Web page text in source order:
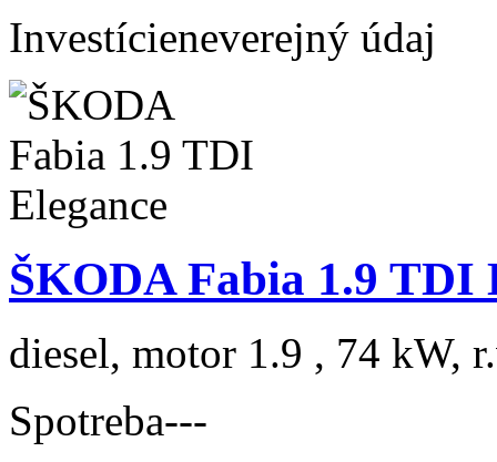
Investícieneverejný údaj
ŠKODA Fabia 1.9 TDI
diesel, motor 1.9 , 74 kW,
Spotreba---